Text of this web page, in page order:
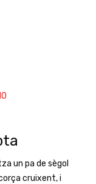
un pa de sègol
cruixent, i